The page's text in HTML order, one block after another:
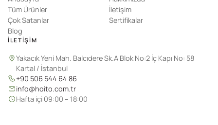
Tüm Ürünler
Çok Satanlar
Blog
İletişim
Sertifikalar
İLETIŞIM
Yakacık Yeni Mah. Balcıdere Sk.A Blok No:2 İç Kapı No: 58
Kartal / İstanbul
+90 506 544 64 86
info@hoito.com.tr
Hafta içi 09:00 – 18:00